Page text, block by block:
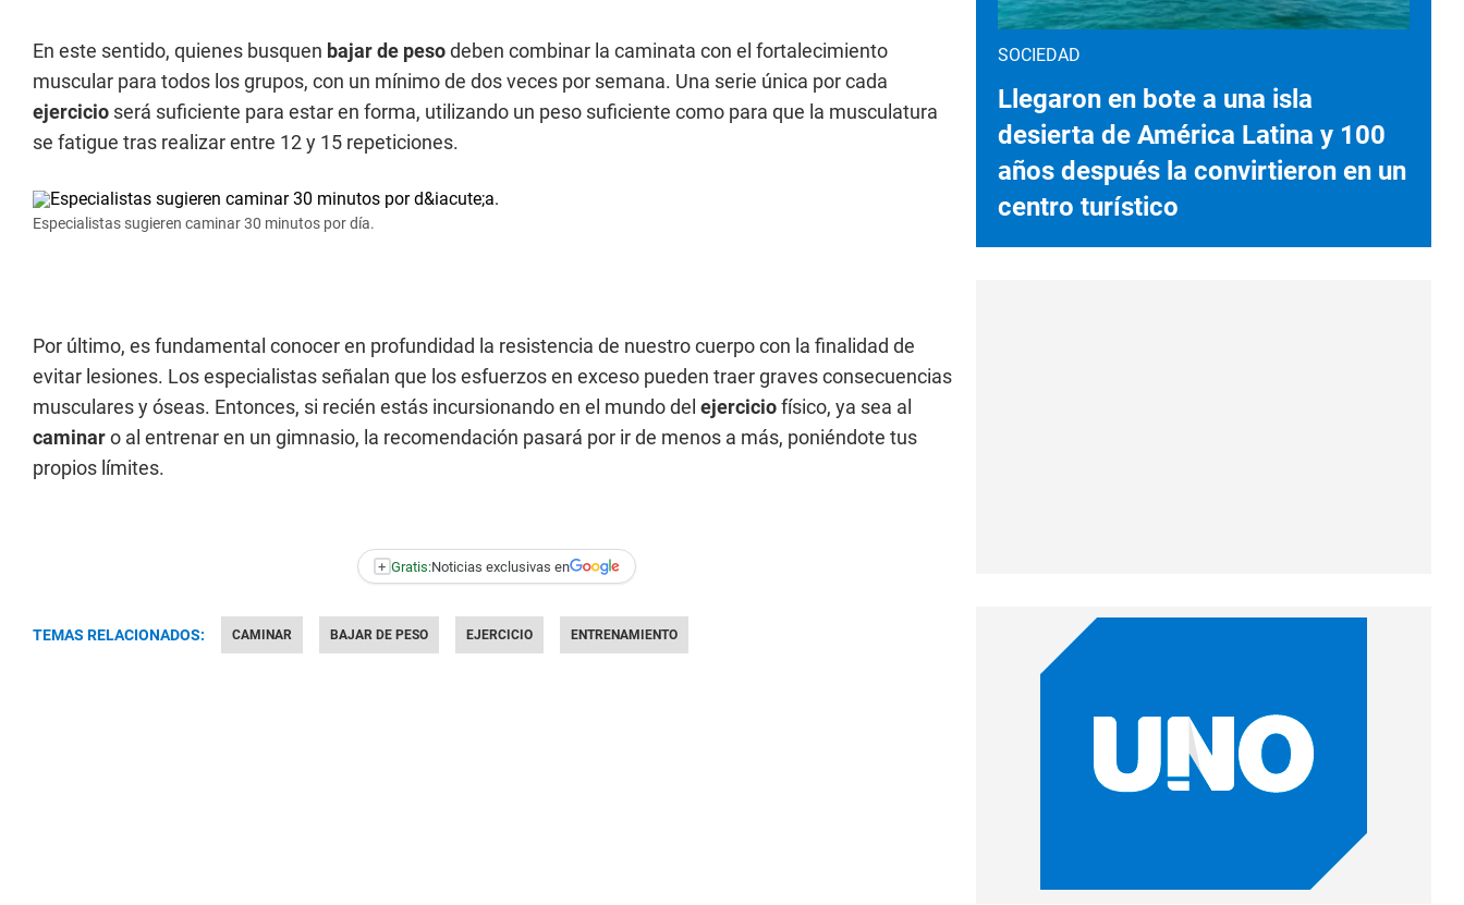
En este sentido, quienes busquen bajar de pesodeben combinar la caminata con el fortalecimiento
muscular para todos los grupos, con un mínimo de dos veces por semana. Una serie única por cada
ejercicio será suficiente para estar en forma, utilizando un peso suficiente como para que la musculatura
se fatigue tras realizar entre 12 y 15 repeticiones.
Especialistas sugieren caminar 30 minutos por día.
Por último, es fundamental conocer en profundidad la resistencia de nuestro cuerpo con la finalidad de
evitar lesiones. Los especialistas señalan que los esfuerzos en exceso pueden traer graves consecuencias
musculares y óseas. Entonces, si recién estás incursionando en el mundo del ejerciciofísico, ya sea al
caminaro al entrenar en un gimnasio, la recomendación pasará por ir de menos a más, poniéndote tus
propios límites.
+ Gratis:Noticias exclusivas en
TEMAS RELACIONADOS: CAMINAR BAJAR DE PESO EJERCICIO ENTRENAMIENTO
SOCIEDAD
Llegaron en bote a una isla
desierta de América Latina y 100
años después la convirtieron en un
centro turístico